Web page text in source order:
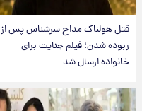
قتل هولناک مداح سرشناس پس از
ربوده شدن؛ فیلم جنایت برای
خانواده ارسال شد